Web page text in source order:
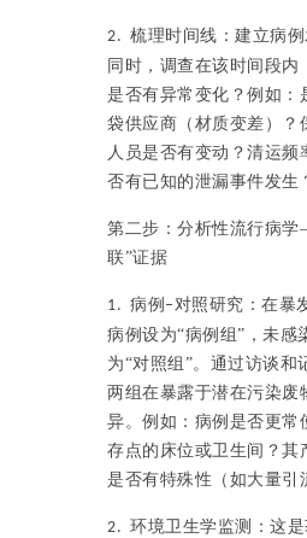
2. 梳理时间线：建立病例
同时，调查在该时间段内
是否有异常变化？例如：
袋供应商（材质变差）？
人员是否有变动？清运频
否有已知的泄漏事件发生
第二步：分析性流行病学
联”证据
1. 病例 –对照研究：在暴
病例设为“病例组”，未感
为“对照组”。通过访谈和
两组在暴露于潜在污染废
异。例如：病例是否更常
存点的床位或卫生间？其
是否有特殊性（如大量引
2. 环境卫生学监测：这